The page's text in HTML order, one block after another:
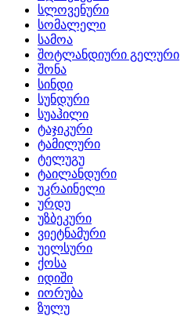
სლოვენური
სომალელი
სამოა
შოტლანდიური გელური
შონა
სინდი
სუნდური
სუაჰილი
ტაჯიკური
ტამილური
ტელუგუ
ტაილანდური
უკრაინელი
ურდუ
უზბეკური
ვიეტნამური
უელსური
ქოსა
იდიში
იორუბა
ზულუ